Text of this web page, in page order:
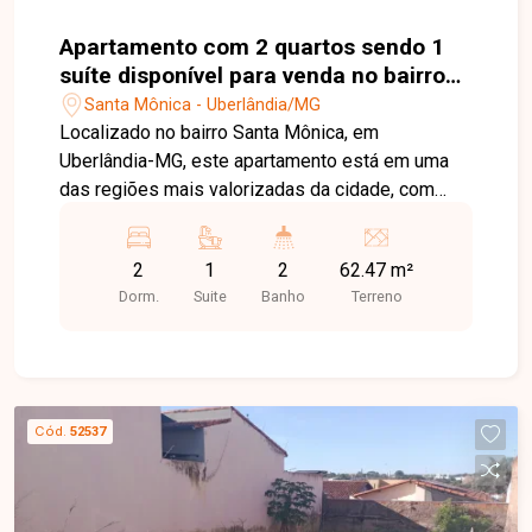
Apartamento com 2 quartos sendo 1
suíte disponível para venda no bairro
Santa Mônica em Uberlândia-MG
Santa Mônica - Uberlândia/MG
Localizado no bairro Santa Mônica, em
Uberlândia-MG, este apartamento está em uma
das regiões mais valorizadas da cidade, com
principais avenidas. A localização privilegiada
oferece proximidade com farmácias, padarias,
açougues, hortifrútis, supermercados, hospitais,
62,47 m² de área privativa, distribuídos em sala
ampla para dois ambientes, 02 quartos, sendo 01
suíte com armários planejados, banheiro social,
cozinha ampla com armários planejados, cooktop,
2
Dorm.
1
Suite
2
Banho
62.47 m²
Terreno
Cód. 52537